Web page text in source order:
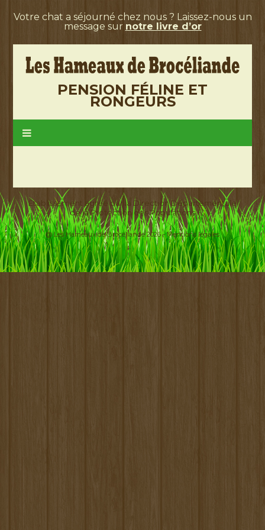
Votre chat a séjourné chez nous ? Laissez-nous un
message sur notre livre d’or
PENSION FÉLINE ET
RONGEURS
Etablissement agréé par la Direction Départementale
de la Protection des Populations
@ Les Hameaux de Brocéliande 2026 -Mentions légales